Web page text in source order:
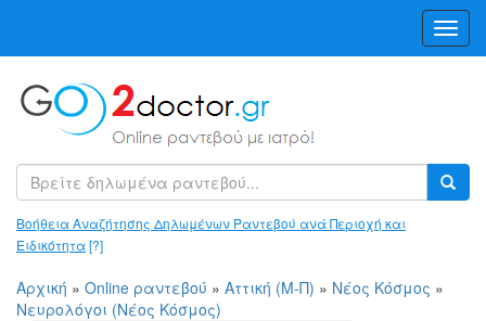
Βοήθεια Αναζήτησης Δηλωμένων Ραντεβού ανά Περιοχή και
Ειδικότητα[?]
Αρχική » Online ραντεβού » Αττική (Μ-Π) » Νέος Κόσμος »
Νευρολόγοι (Νέος Κόσμος)